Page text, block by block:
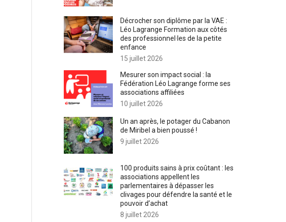
Décrocher son diplôme par la VAE :
Léo Lagrange Formation aux côtés
des professionnel·les de la petite
enfance
15 juillet 2026
Mesurer son impact social : la
Fédération Léo Lagrange forme ses
associations affiliées
10 juillet 2026
Un an après, le potager du Cabanon
de Miribel a bien poussé !
9 juillet 2026
100 produits sains à prix coûtant : les
associations appellent les
parlementaires à dépasser les
clivages pour défendre la santé et le
pouvoir d’achat
8 juillet 2026